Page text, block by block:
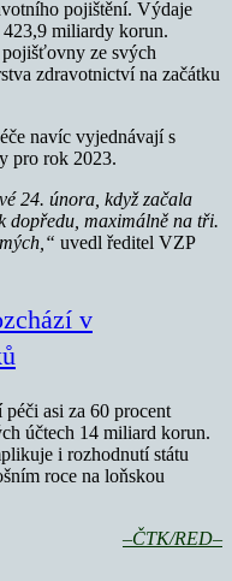
pojištění. Výdaje
miliardy korun.
pojišťovny ze svých
zdravotnictví na začátku
navíc vyjednávají s
pro rok 2023.
24. února, když začala
dopředu, maximálně na tři.
uvedl ředitel VZP
v
asi za 60 procent
účtech 14 miliard korun.
i rozhodnutí státu
roce na loňskou
–ČTK/RED–